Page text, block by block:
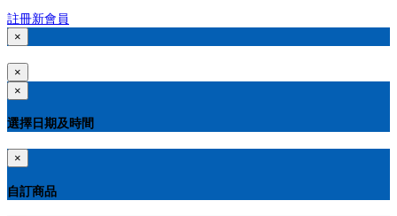
註冊新會員
×
×
×
選擇日期及時間
×
自訂商品